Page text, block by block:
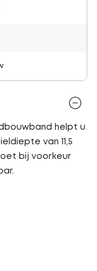
helpt u
van 11,5
bij voorkeur